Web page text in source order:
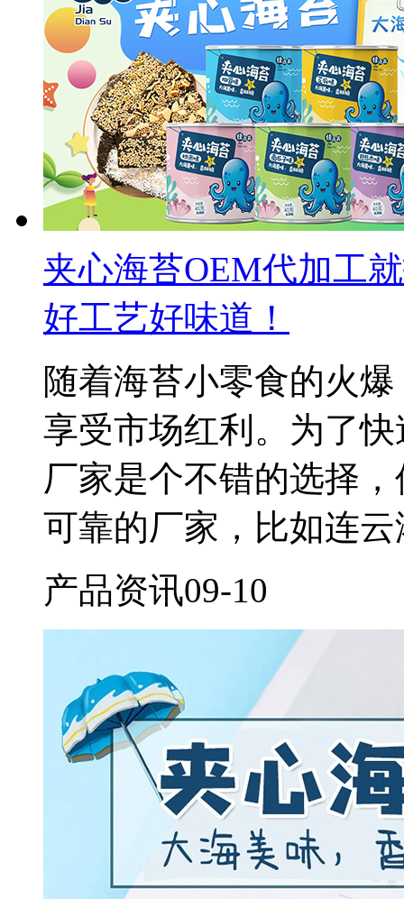
夹心海苔OEM代加工
好工艺好味道！
随着海苔小零食的火
享受市场红利。为了
厂家是个不错的选择
可靠的厂家，比如连
产品资讯09-10